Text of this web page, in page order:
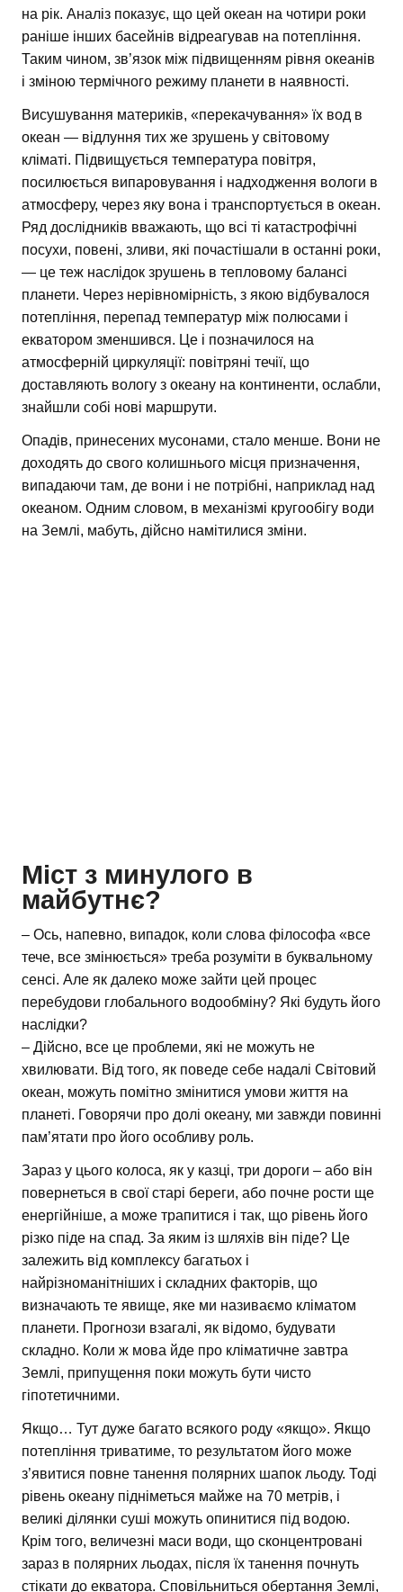
на рік. Аналіз показує, що цей океан на чотири роки
раніше інших басейнів відреагував на потепління.
Таким чином, зв’язок між підвищенням рівня океанів
і зміною термічного режиму планети в наявності.
Висушування материків, «перекачування» їх вод в
океан — відлуння тих же зрушень у світовому
кліматі. Підвищується температура повітря,
посилюється випаровування і надходження вологи в
атмосферу, через яку вона і транспортується в океан.
Ряд дослідників вважають, що всі ті катастрофічні
посухи, повені, зливи, які почастішали в останні роки,
— це теж наслідок зрушень в тепловому балансі
планети. Через нерівномірність, з якою відбувалося
потепління, перепад температур між полюсами і
екватором зменшився. Це і позначилося на
атмосферній циркуляції: повітряні течії, що
доставляють вологу з океану на континенти, ослабли,
знайшли собі нові маршрути.
Опадів, принесених мусонами, стало менше. Вони не
доходять до свого колишнього місця призначення,
випадаючи там, де вони і не потрібні, наприклад над
океаном. Одним словом, в механізмі кругообігу води
на Землі, мабуть, дійсно намітилися зміни.
Міст з минулого в
майбутнє?
– Ось, напевно, випадок, коли слова філософа «все
тече, все змінюється» треба розуміти в буквальному
сенсі. Але як далеко може зайти цей процес
перебудови глобального водообміну? Які будуть його
наслідки?
– Дійсно, все це проблеми, які не можуть не
хвилювати. Від того, як поведе себе надалі Світовий
океан, можуть помітно змінитися умови життя на
планеті. Говорячи про долі океану, ми завжди повинні
пам’ятати про його особливу роль.
Зараз у цього колоса, як у казці, три дороги – або він
повернеться в свої старі береги, або почне рости ще
енергійніше, а може трапитися і так, що рівень його
різко піде на спад. За яким із шляхів він піде? Це
залежить від комплексу багатьох і
найрізноманітніших і складних факторів, що
визначають те явище, яке ми називаємо кліматом
планети. Прогнози взагалі, як відомо, будувати
складно. Коли ж мова йде про кліматичне завтра
Землі, припущення поки можуть бути чисто
гіпотетичними.
Якщо… Тут дуже багато всякого роду «якщо». Якщо
потепління триватиме, то результатом його може
з’явитися повне танення полярних шапок льоду. Тоді
рівень океану підніметься майже на 70 метрів, і
великі ділянки суші можуть опинитися під водою.
Крім того, величезні маси води, що сконцентровані
зараз в полярних льодах, після їх танення почнуть
стікати до екватора. Сповільниться обертання Землі,